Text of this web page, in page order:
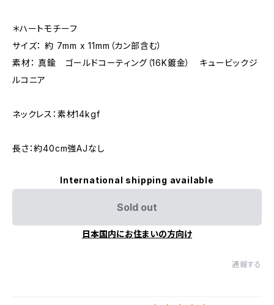
＊ハートモチーフ
サイズ： 約 7mm x 11mm（カン部含む）
素材： 真鍮 ゴールドコーティング（16K鍍金） キュービックジ
ルコニア
ネックレス：素材14kgf
長さ：約40cm強AJなし
International shipping available
Sold out
日本国内にお住まいの方向け
通報する